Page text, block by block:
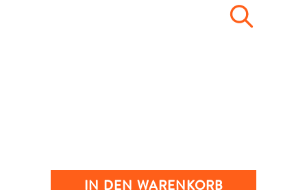
IN DEN WARENKORB